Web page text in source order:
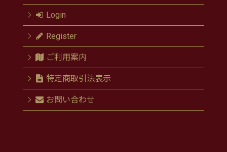
Login
Register
ご利用案内
特定商取引法表示
お問い合わせ